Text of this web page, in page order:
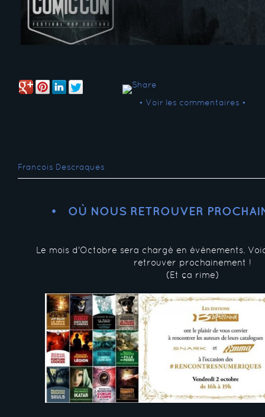
• Voir les commentaires •
Francois Descraques
OÙ NOUS RETROUVER
Le mois d'Octobre sera chargé en évènements.
retrouver prochainement !
(Et ça rime)